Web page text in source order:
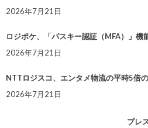
2026年7月21日
ロジポケ、「パスキー認証（MFA）」機
2026年7月21日
NTTロジスコ、エンタメ物流の平時5倍
2026年7月21日
プレ